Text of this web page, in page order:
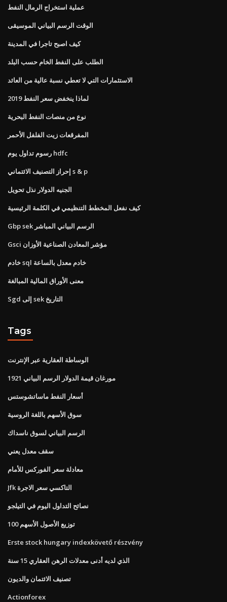
عملية استخراج الرمال النفط
الوقت الرسم البياني الموسيقى
كيف اصبح تاجرا في المدينة
الطلب على النفط الخام حسب البلد
الاستثمارات التي لا تعطي نسبة عالية من العائد
لماذا ينخفض ​​سعر النفط 2019
نوع من منصات النفط البحرية
المفرقعات زيت الفلفل الأحمر
رسوم تداول يوم hdfc
إحراز التصنيف الائتماني s & p
الجنيه الدولار نذل تحويل
كيف نفعل المخطط التنظيمي في الكلمة الرئيسية
Gbp sek الرسم البياني المباشر
Gsci مؤشر المعادن الصناعية الأوزان
خادم sql خادم معدل بالساعة
معنى الأوراق المالية المبالغة
Sgd إلى sek التاريخ
Tags
الوساطة العقارية عبر الإنترنت
1921 مورغان قيمة الدولار الرسم البياني
أسعار النفط ماساتشوستس
سوق الأسهم باللغة الروسية
الرسم البياني لسوق ناسداك
سقف معدل يعني
معادلة سعر الفوركس للأمام
Jfk التاكسي سعر الاجرة
نصائح التداول اليوم في التيلجو
100 توزيع الأصول الأسهم
Erste stock hungary indexkövető részvény
الذي لديه أدنى معدلات الرهن العقاري 15 سنة
تصنيف الائتمان والديون
Actionforex